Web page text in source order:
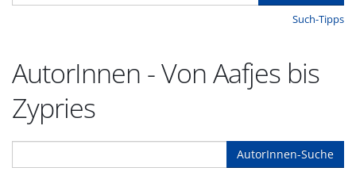
Such-Tipps
AutorInnen - Von Aafjes bis
Zypries
AutorInnen-Suche